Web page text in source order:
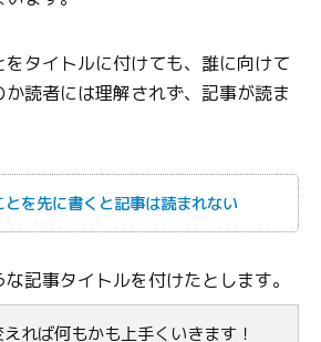
タイトルに付けても、誰に向けて
読者には理解されず、記事が読ま
を先に書くと記事は読まれない
記事タイトルを付けたとします。
えれば何もかも上手くいきます！